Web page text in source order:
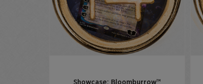
Showcase: Bloomburrow™